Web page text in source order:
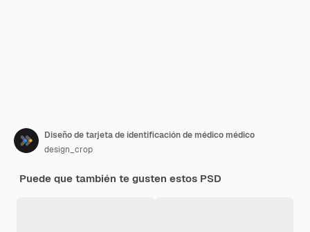
Diseño de tarjeta de identificación de médico médico
design_crop
Puede que también te gusten estos PSD